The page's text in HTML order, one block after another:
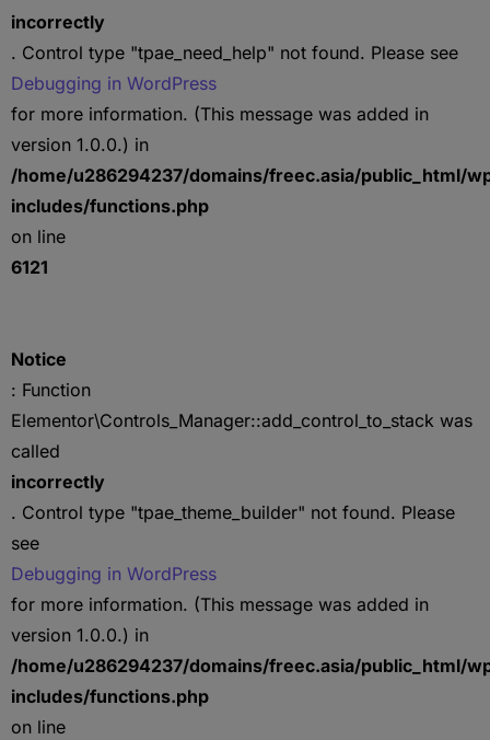
incorrectly
. Control type "tpae_need_help" not found. Please see
Debugging in WordPress
for more information. (This message was added in
version 1.0.0.) in
/home/u286294237/domains/freec.asia/public_html/
includes/functions.php
on line
6121
Notice
: Function
Elementor\Controls_Manager::add_control_to_stack was
called
incorrectly
. Control type "tpae_theme_builder" not found. Please
see
Debugging in WordPress
for more information. (This message was added in
version 1.0.0.) in
/home/u286294237/domains/freec.asia/public_html/
includes/functions.php
on line